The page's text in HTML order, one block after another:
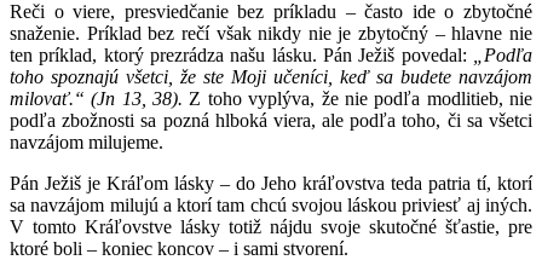
Reči o viere, presviedčanie bez príkladu – často ide o zbytočné
snaženie. Príklad bez rečí však nikdy nie je zbytočný – hlavne nie
ten príklad, ktorý prezrádza našu lásku. Pán Ježiš povedal: „Podľa
toho spoznajú všetci, že ste Moji učeníci, keď sa budete navzájom
milovať.“ (Jn 13, 38). Z toho vyplýva, že nie podľa modlitieb, nie
podľa zbožnosti sa pozná hlboká viera, ale podľa toho, či sa všetci
navzájom milujeme.
Pán Ježiš je Kráľom lásky – do Jeho kráľovstva teda patria tí, ktorí
sa navzájom milujú a ktorí tam chcú svojou láskou priviesť aj iných.
V tomto Kráľovstve lásky totiž nájdu svoje skutočné šťastie, pre
ktoré boli – koniec koncov – i sami stvorení.